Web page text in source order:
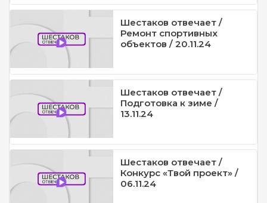
Шестаков отвечает /
Ремонт спортивных
объектов / 20.11.24
Шестаков отвечает /
Подготовка к зиме /
13.11.24
Шестаков отвечает /
Конкурс «Твой проект» /
06.11.24